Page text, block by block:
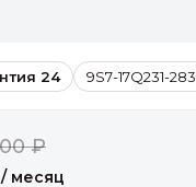
24 9S7-17Q231-283
₽
месяц